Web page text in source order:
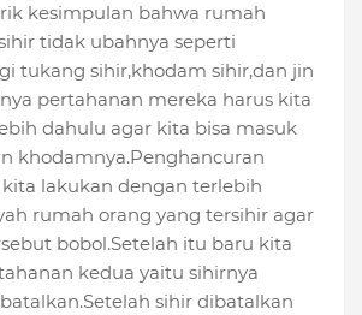
kesimpulan bahwa rumah
tidak ubahnya seperti
tukang sihir,khodam sihir,dan jin
pertahanan mereka harus kita
dahulu agar kita bisa masuk
khodamnya.Penghancuran
lakukan dengan terlebih
rumah orang yang tersihir agar
bobol.Setelah itu baru kita
kedua yaitu sihirnya
sihir dibatalkan